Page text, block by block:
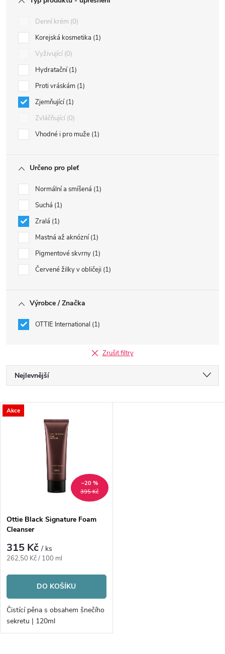
Denní krém 0
Korejská kosmetika 1
Vyživující 0
Hydratační 1
Proti vráskám 1
Zjemňující 1
Zvláčňující 0
Vhodné i pro muže 1
Určeno pro pleť
Normální a smíšená 1
Suchá 1
Zralá 1
Mastná až aknózní 1
Pigmentové skvrny 1
Červené žilky v obličeji 1
Výrobce / Značka
OTTIE International 1
Zrušit filtry
Ř
a
p
r
o
d
u
Nejlevnější
Nejprodávanější
Abecedně
V
s
p
r
o
d
u
Akce
395 Kč
–20 %
Ottie Black Signature Foam
Cleanser
315 Kč/ ks
Měrná
262,50 Kč / 100 ml
DO KOŠÍKU
Čistící pěna s obsahem šnečího
sekretu | 120ml